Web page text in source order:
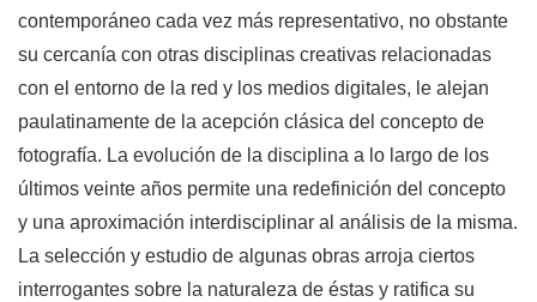
contemporáneo cada vez más representativo, no obstante
su cercanía con otras disciplinas creativas relacionadas
con el entorno de la red y los medios digitales, le alejan
paulatinamente de la acepción clásica del concepto de
fotografía. La evolución de la disciplina a lo largo de los
últimos veinte años permite una redefinición del concepto
y una aproximación interdisciplinar al análisis de la misma.
La selección y estudio de algunas obras arroja ciertos
interrogantes sobre la naturaleza de éstas y ratifica su